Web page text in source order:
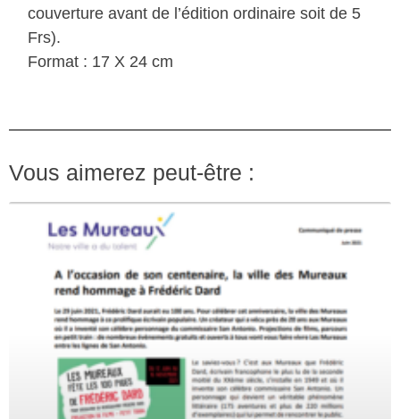
couverture avant de l’édition ordinaire soit de 5
Frs).
Format : 17 X 24 cm
Vous aimerez peut-être :